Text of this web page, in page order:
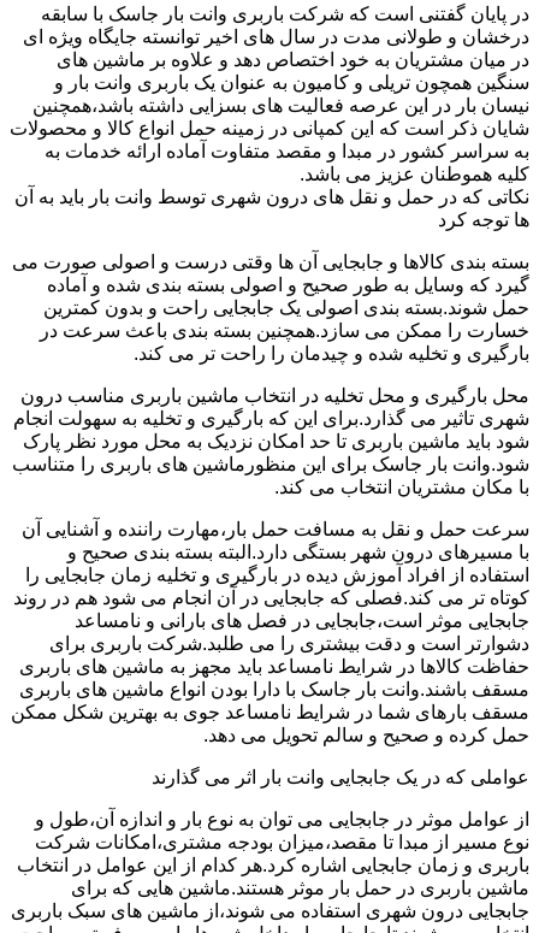
در پایان گفتنی است که شرکت باربری وانت بار جاسک با سابقه
درخشان و طولانی مدت در سال های اخیر توانسته جایگاه ویژه ای
در میان مشتریان به خود اختصاص دهد و علاوه بر ماشین های
سنگین همچون تریلی و کامیون به عنوان یک باربری وانت بار و
نیسان بار در این عرصه فعالیت های بسزایی داشته باشد،همچنین
شایان ذکر است که این کمپانی در زمینه حمل انواع کالا و محصولات
به سراسر کشور در مبدا و مقصد متفاوت آماده ارائه خدمات به
کلیه هموطنان عزیز می باشد.
نکاتی که در حمل و نقل های درون شهری توسط وانت بار باید به آن
ها توجه کرد
بسته بندی کالاها و جابجایی آن ها وقتی درست و اصولی صورت می
گیرد که وسایل به طور صحیح و اصولی بسته بندی شده و آماده
حمل شوند.بسته بندی اصولی یک جابجایی راحت و بدون کمترین
خسارت را ممکن می سازد.همچنین بسته بندی باعث سرعت در
بارگیری و تخلیه شده و چیدمان را راحت تر می کند.
محل بارگیری و محل تخلیه در انتخاب ماشین باربری مناسب درون
شهری تاثیر می گذارد.برای این که بارگیری و تخلیه به سهولت انجام
شود باید ماشین باربری تا حد امکان نزدیک به محل مورد نظر پارک
شود.وانت بار جاسک برای این منظورماشین های باربری را متناسب
با مکان مشتریان انتخاب می کند.
سرعت حمل و نقل به مسافت حمل بار،مهارت راننده و آشنایی آن
با مسیرهای درون شهر بستگی دارد.البته بسته بندی صحیح و
استفاده از افراد آموزش دیده در بارگیری و تخلیه زمان جابجایی را
کوتاه تر می کند.فصلی که جابجایی در آن انجام می شود هم در روند
جابجایی موثر است،جابجایی در فصل های بارانی و نامساعد
دشوارتر است و دقت بیشتری را می طلبد.شرکت باربری برای
حفاظت کالاها در شرایط نامساعد باید مجهز به ماشین های باربری
مسقف باشند.وانت بار جاسک با دارا بودن انواع ماشین های باربری
مسقف بارهای شما در شرایط نامساعد جوی به بهترین شکل ممکن
حمل کرده و صحیح و سالم تحویل می دهد.
عواملی که در یک جابجایی وانت بار اثر می گذارند
از عوامل موثر در جابجایی می توان به نوع بار و اندازه آن،طول و
نوع مسیر از مبدا تا مقصد،میزان بودجه مشتری،امکانات شرکت
باربری و زمان جابجایی اشاره کرد.هر کدام از این عوامل در انتخاب
ماشین باربری در حمل بار موثر هستند.ماشین هایی که برای
جابجایی درون شهری استفاده می شوند،از ماشین های سبک باربری